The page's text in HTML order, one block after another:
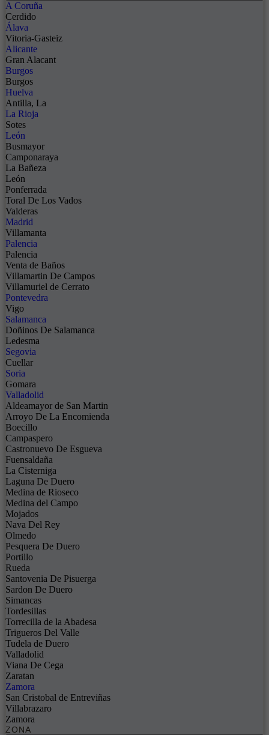
A Coruña
Cerdido
Álava
Vitoria-Gasteiz
Alicante
Gran Alacant
Burgos
Burgos
Huelva
Antilla, La
La Rioja
Sotes
León
Busmayor
Camponaraya
La Bañeza
León
Ponferrada
Toral De Los Vados
Valderas
Madrid
Villamanta
Palencia
Palencia
Venta de Baños
Villamartin De Campos
Villamuriel de Cerrato
Pontevedra
Vigo
Salamanca
Doñinos De Salamanca
Ledesma
Segovia
Cuellar
Soria
Gomara
Valladolid
Aldeamayor de San Martin
Arroyo De La Encomienda
Boecillo
Campaspero
Castronuevo De Esgueva
Fuensaldaña
La Cisterniga
Laguna De Duero
Medina de Rioseco
Medina del Campo
Mojados
Nava Del Rey
Olmedo
Pesquera De Duero
Portillo
Rueda
Santovenia De Pisuerga
Sardon De Duero
Simancas
Tordesillas
Torrecilla de la Abadesa
Trigueros Del Valle
Tudela de Duero
Valladolid
Viana De Cega
Zaratan
Zamora
San Cristobal de Entreviñas
Villabrazaro
Zamora
ZONA